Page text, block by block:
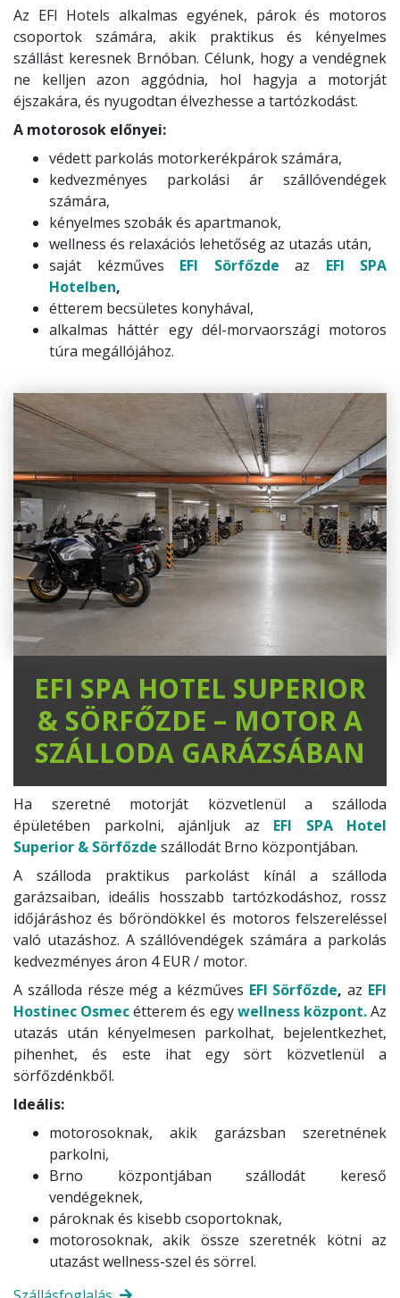
Az EFI Hotels alkalmas egyének, párok és motoros
csoportok számára, akik praktikus és kényelmes
szállást keresnek Brnóban. Célunk, hogy a vendégnek
ne kelljen azon aggódnia, hol hagyja a motorját
éjszakára, és nyugodtan élvezhesse a tartózkodást.
A motorosok előnyei:
védett parkolás motorkerékpárok számára,
kedvezményes parkolási ár szállóvendégek
számára,
kényelmes szobák és apartmanok,
wellness és relaxációs lehetőség az utazás után,
saját kézműves EFI Sörfőzde az EFI SPA
Hotelben,
étterem becsületes konyhával,
alkalmas háttér egy dél-morvaországi motoros
túra megállójához.
EFI SPA HOTEL SUPERIOR
& SÖRFŐZDE – MOTOR A
SZÁLLODA GARÁZSÁBAN
Ha szeretné motorját közvetlenül a szálloda
épületében parkolni, ajánljuk az EFI SPA Hotel
Superior & Sörfőzde szállodát Brno központjában.
A szálloda praktikus parkolást kínál a szálloda
garázsaiban, ideális hosszabb tartózkodáshoz, rossz
időjáráshoz és bőröndökkel és motoros felszereléssel
való utazáshoz. A szállóvendégek számára a parkolás
kedvezményes áron 4 EUR / motor.
A szálloda része még a kézműves EFI Sörfőzde, az EFI
Hostinec Osmecétterem és egywellness központ.Az
utazás után kényelmesen parkolhat, bejelentkezhet,
pihenhet, és este ihat egy sört közvetlenül a
sörfőzdénkből.
Ideális:
motorosoknak, akik garázsban szeretnének
parkolni,
Brno központjában szállodát kereső
vendégeknek,
pároknak és kisebb csoportoknak,
motorosoknak, akik össze szeretnék kötni az
utazást wellness-szel és sörrel.